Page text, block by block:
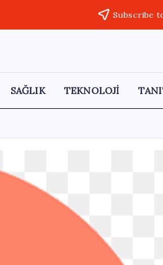
Subscribe
SAĞLIK TEKNOLOJİ